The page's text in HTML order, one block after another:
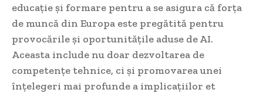
educație și formare pentru a se asigura că forța
de muncă din Europa este pregătită pentru
provocările și oportunitățile aduse de AI.
Aceasta include nu doar dezvoltarea de
competențe tehnice, ci și promovarea unei
înțelegeri mai profunde a implicațiilor et